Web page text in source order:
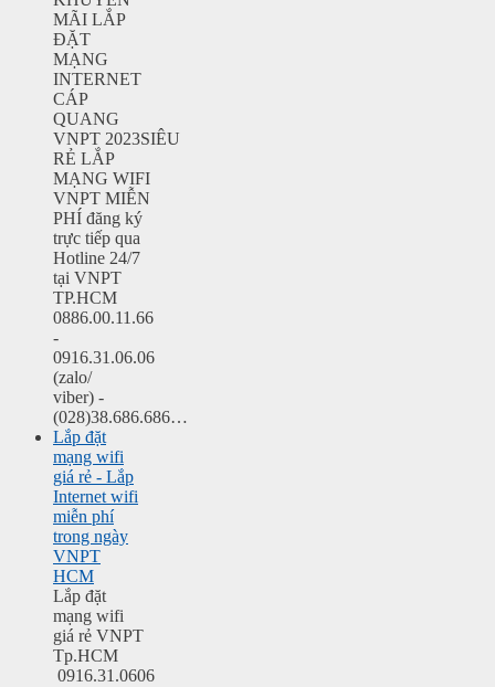
MÃI LẮP
ĐẶT
MẠNG
INTERNET
CÁP
QUANG
VNPT 2023SIÊU
RẺ LẮP
MẠNG WIFI
VNPT MIỄN
PHÍ đăng ký
trực tiếp qua
Hotline 24/7
tại VNPT
TP.HCM
0886.00.11.66
-
0916.31.06.06
(zalo/
viber) -
(028)38.686.686…
Lắp đặt
mạng wifi
giá rẻ - Lắp
Internet wifi
miễn phí
trong ngày
VNPT
HCM
Lắp đặt
mạng wifi
giá rẻ VNPT
Tp.HCM
0916.31.0606